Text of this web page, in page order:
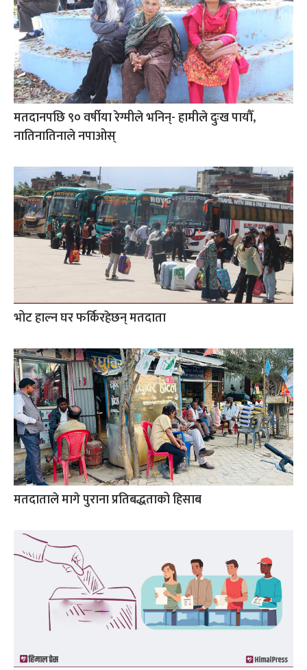
मतदानपछि ९० वर्षीया रेग्मीले भनिन्- हामीले दुःख पायौँ,
नातिनातिनाले नपाओस्
भोट हाल्न घर फर्किरहेछन् मतदाता
मतदाताले मागे पुराना प्रतिबद्धताको हिसाब